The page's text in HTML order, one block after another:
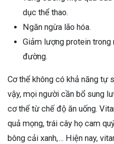
dục thể thao.
Ngăn ngừa lão hóa.
Giảm lượng protein trong
đường.
Cơ thể không có khả năng tự
vậy, mọi người cần bổ sung
cơ thể từ chế độ ăn uống.
quả mọng, trái cây họ cam
bông cải xanh,… Hiện nay,